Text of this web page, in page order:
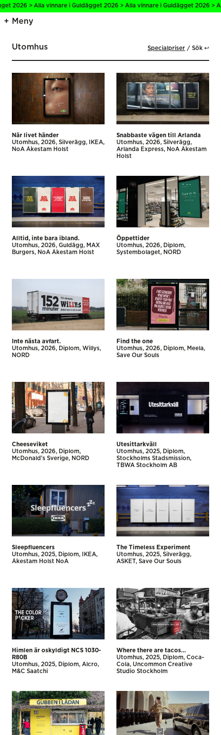
> Alla vinnare i Guldägget 2026 > Alla vinnare i Guldägget 2026 >
Meny
Utomhus Specialpriser Sök ↩
När livet händer
Utomhus 2026 Silverägg
IKEA
NoA Åkestam Holst
Snabbaste vägen till Arlanda
Utomhus 2026
Silverägg
Arlanda Express
NoA Åkestam
Holst
Alltid, inte bara ibland.
Utomhus 2026 Guldägg
MAX
Burgers
NoA Åkestam Holst
Öppettider
Utomhus 2026
Diplom
Systembolaget
NORD
Inte nästa avfart.
Utomhus 2026 Diplom Willys
NORD
Find the one
Utomhus 2026 Diplom
Meela
Save Our Souls
Cheeseviket
Utomhus 2026
Diplom
McDonald's Sverige
NORD
Utesittarkväll
Utomhus 2025
Diplom
Stockholms Stadsmission
TBWA Stockholm AB
Sleepfluencers
Utomhus 2025 Diplom
IKEA
Åkestam Holst NoA
The Timeless Experiment
Utomhus 2025 Silverägg
ASKET Save Our Souls
Himlen är oskyldigt NCS 1030-
R80B
Utomhus 2025 Diplom
Alcro
M&C Saatchi
Where there are tacos…
Utomhus 2025 Diplom Coca-
Cola
Uncommon Creative
Studio Stockholm